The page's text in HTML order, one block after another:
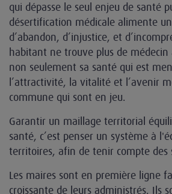
qui dépasse le seul enjeu de santé
désertification médicale alimente
d’abandon, d’injustice, et
habitant ne trouve plus de médecin
non seulement sa santé qui est
l’attractivité, la vitalité et l’avenir
commune qui sont en jeu.
Garantir un maillage territorial
santé, c’est penser un système à
territoires, afin de tenir compte des
Les maires sont en première ligne
croissante de leurs administrés. Ils